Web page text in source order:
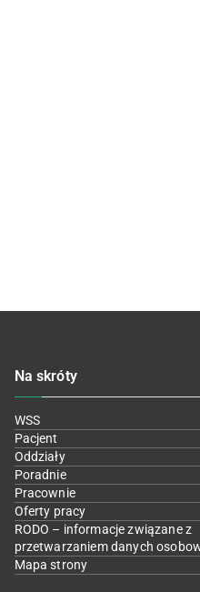
Na skróty
WSS
Pacjent
Oddziały
Poradnie
Pracownie
Oferty pracy
RODO – informacje związane z
przetwarzaniem danych
Mapa strony